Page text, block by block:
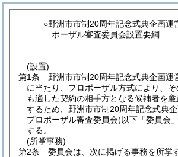
○野洲市市制20周年記念式典企画運
ポーザル審査委員会設置要綱
(設置)
第1条
野洲市市制20周年記念式典企画運
に当たり、プロポーザル方式により、
も適した契約の相手方となる候補者を
するため、野洲市市制20周年記念式典
プロポーザル審査委員会(以下「委員会
する。
(所掌事務)
第2条
委員会は、次に掲げる事務を所掌